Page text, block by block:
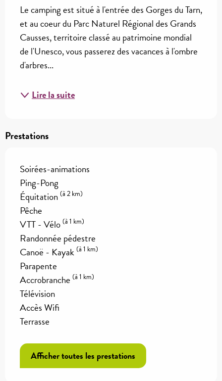
Le camping est situé à l'entrée des Gorges du Tarn,
et au coeur du Parc Naturel Régional des Grands
Causses, territoire classé au patrimoine mondial
de l'Unesco, vous passerez des vacances à l'ombre
d'arbres...
Lire la suite
Prestations
Soirées-animations
Ping-Pong
Équitation(à 2 km)
Pêche
VTT - Vélo(à 1 km)
Randonnée pédestre
Canoë - Kayak (à 1 km)
Parapente
Accrobranche (à 1 km)
Télévision
Accès Wifi
Terrasse
Afficher toutes les prestations